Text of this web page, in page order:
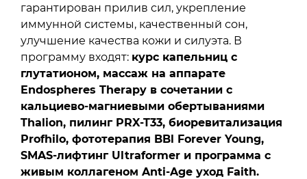
гарантирован прилив сил, укрепление
иммунной системы, качественный сон,
улучшение качества кожи и силуэта. В
программу входят: курс капельниц с
глутатионом, массаж на аппарате
Endospheres Therapy в сочетании с
кальциево-магниевыми обертываниями
Thalion, пилинг PRX-T33, биоревитализация
Profhilo, фототерапия BBl Forever Young,
SMAS-лифтинг Ultraformer и программа с
живым коллагеном Anti-Age уход Faith.